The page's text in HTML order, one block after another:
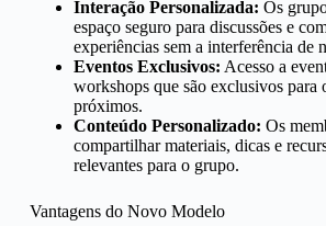
Interação Personalizada: Os
espaço seguro para discussões e
experiências sem a interferência de
Eventos Exclusivos: Acesso a
workshops que são exclusivos para
próximos.
Conteúdo Personalizado: Os
compartilhar materiais, dicas e
relevantes para o grupo.
Vantagens do Novo Modelo